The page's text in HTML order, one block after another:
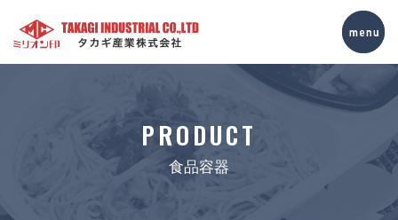
PRODUCT
食品容器